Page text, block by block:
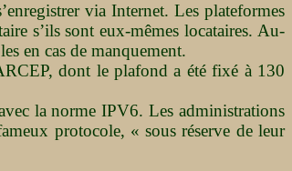
via Internet. Les plateformes
s’ils sont eux-mêmes locataires. Au-
en cas de manquement.
dont le plafond a été fixé à 130
la norme IPV6. Les administrations
protocole, « sous réserve de leur